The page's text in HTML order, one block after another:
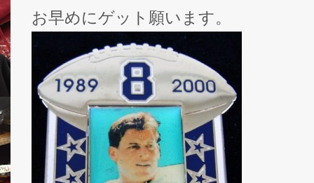
お早めにゲット願います。